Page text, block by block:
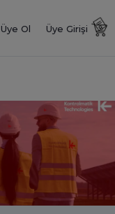
Üye Ol Üye Girişi